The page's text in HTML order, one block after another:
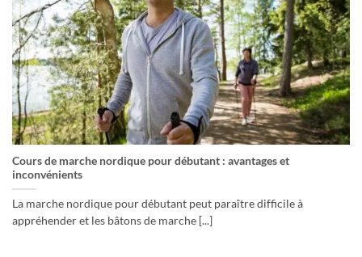
Cours de marche nordique pour débutant : avantages et
inconvénients
La marche nordique pour débutant peut paraître difficile à
appréhender et les bâtons de marche [...]